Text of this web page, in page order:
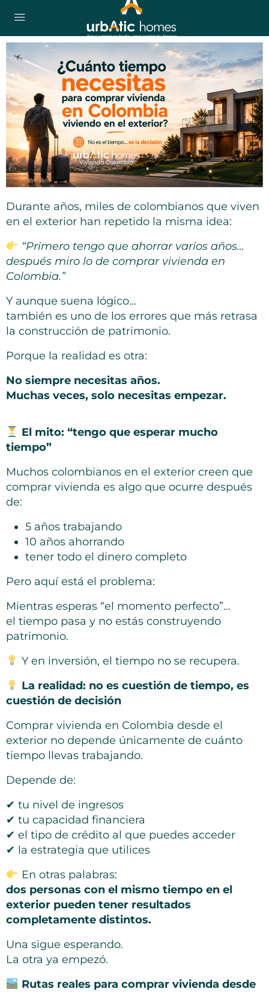
Durante años, miles de colombianos que viven
en el exterior han repetido la misma idea:
“Primero tengo que ahorrar varios años…
después miro lo de comprar vivienda en
Colombia.”
Y aunque suena lógico…
también es uno de los errores que más retrasa
la construcción de patrimonio.
Porque la realidad es otra:
No siempre necesitas años.
Muchas veces, solo necesitas empezar.
El mito: “tengo que esperar mucho
tiempo”
Muchos colombianos en el exterior creen que
comprar vivienda es algo que ocurre después
de:
5 años trabajando
10 años ahorrando
tener todo el dinero completo
Pero aquí está el problema:
Mientras esperas “el momento perfecto”…
el tiempo pasa y no estás construyendo
patrimonio.
Y en inversión, el tiempo no se recupera.
La realidad: no es cuestión de tiempo, es
cuestión de decisión
Comprar vivienda en Colombia desde el
exterior no depende únicamente de cuánto
tiempo llevas trabajando.
Depende de:
✔ tu nivel de ingresos
✔ tu capacidad financiera
✔ el tipo de crédito al que puedes acceder
✔ la estrategia que utilices
En otras palabras:
dos personas con el mismo tiempo en el
exterior pueden tener resultados
completamente distintos.
Una sigue esperando.
La otra ya empezó.
Rutas reales para comprar vivienda desde